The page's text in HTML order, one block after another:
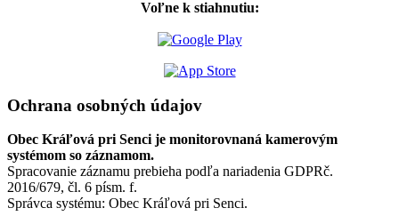
Voľne k stiahnutiu:
Ochrana osobných údajov
Obec Kráľová pri Senci je monitorovnaná kamerovým
systémom so záznamom.
Spracovanie záznamu prebieha podľa nariadenia GDPRč.
2016/679, čl. 6 písm. f.
Správca systému: Obec Kráľová pri Senci.